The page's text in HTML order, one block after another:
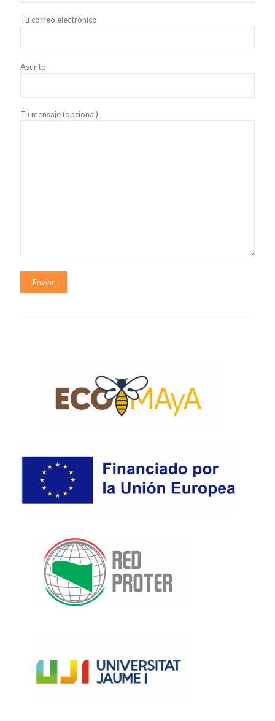
Tu correo electrónico
Asunto
Tu mensaje (opcional)